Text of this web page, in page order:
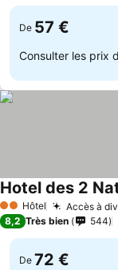
De 57 €
Consulter les prix
2 Étoiles
Hôtel Accès à
Hotel des 2
8,2 Très bien 544
De 72 €